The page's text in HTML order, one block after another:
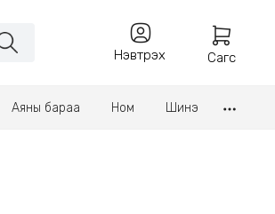
Нэвтрэх Сагс
Аяны бараа Ном Шинэ